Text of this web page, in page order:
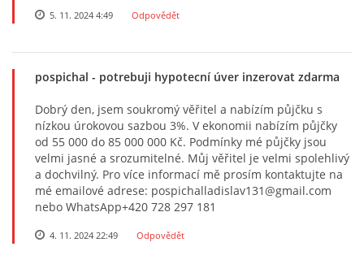
5. 11. 2024 4:49 Odpovědět
pospichal - potrebuji hypotecní úver inzerovat zdarma
Dobrý den, jsem soukromý věřitel a nabízím půjčku s
nízkou úrokovou sazbou 3%. V ekonomii nabízím půjčky
od 55 000 do 85 000 000 Kč. Podmínky mé půjčky jsou
velmi jasné a srozumitelné. Můj věřitel je velmi spolehlivý
a dochvilný. Pro více informací mě prosím kontaktujte na
mé emailové adrese: pospichalladislav131@gmail.com
nebo WhatsApp+420 728 297 181
4. 11. 2024 22:49 Odpovědět